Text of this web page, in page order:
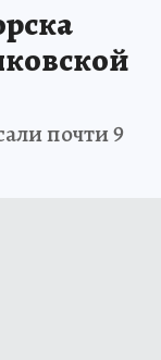
почти 9